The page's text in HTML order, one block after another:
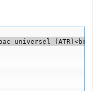
universel